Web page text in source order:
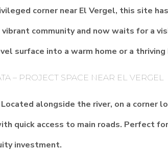
corner near El Vergel, this site
community and now waits for a
surface into a warm home or a thriving
– PROJECT SPACE NEAR EL VERGEL
alongside the river, on a corner
quick access to main roads. Perfect
investment.